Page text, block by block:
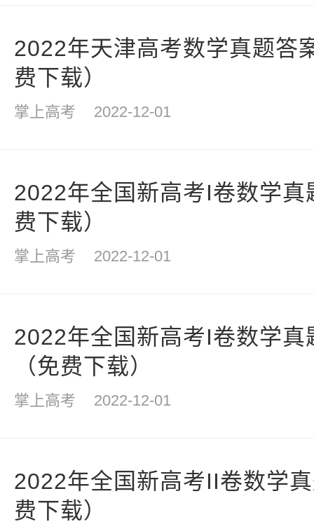
2022年天津高考数学真题答
费下载）
掌上高考 2022-12-01
2022年全国新高考I卷数学
费下载）
掌上高考 2022-12-01
2022年全国新高考I卷数学
（免费下载）
掌上高考 2022-12-01
2022年全国新高考II卷数学
费下载）